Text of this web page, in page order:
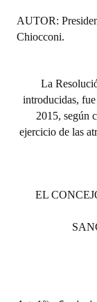
Antiguos
Bariloche,
Entrega de
REFORMA DE
AUTOR:
Chiocconi.
La
introducidas,
2015, según
ejercicio de las
EL